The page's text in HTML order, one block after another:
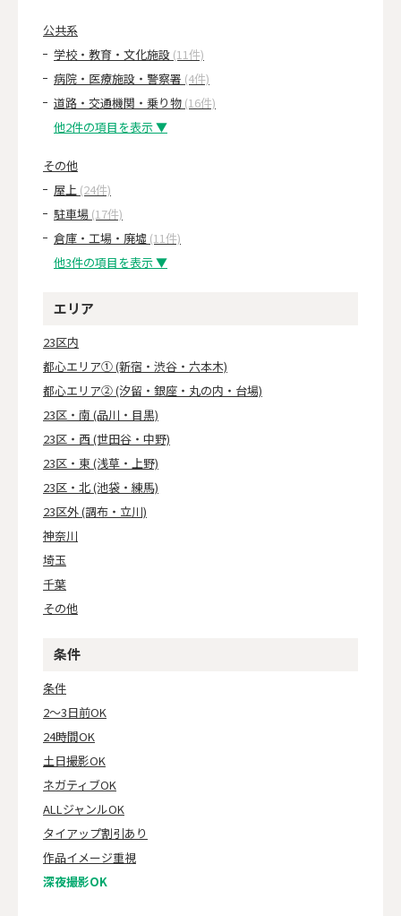
公共系
学校・教育・文化施設 (11件)
病院・医療施設・警察署 (4件)
道路・交通機関・乗り物 (16件)
他2件の項目を表示 ▼
その他
屋上 (24件)
駐車場 (17件)
倉庫・工場・廃墟 (11件)
他3件の項目を表示 ▼
エリア
23区内
都心エリア① (新宿・渋谷・六本木)
都心エリア② (汐留・銀座・丸の内・台場)
23区・南 (品川・目黒)
23区・西 (世田谷・中野)
23区・東 (浅草・上野)
23区・北 (池袋・練馬)
23区外 (調布・立川)
神奈川
埼玉
千葉
その他
条件
条件
2～3日前OK
24時間OK
土日撮影OK
ネガティブOK
ALLジャンルOK
タイアップ割引あり
作品イメージ重視
深夜撮影OK